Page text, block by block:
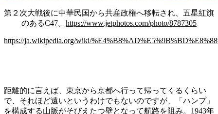
第２次大戦後に中華民国から共産政権へ移転され、五星紅旗
のあるC47。 https://www.jetphotos.com/photo/8787305
https://ja.wikipedia.org/wiki/
距離的に言えば、東京から京都へ行って帰ってくるくらい
で、それほど遠いというわけでもないのですが、「ハンプ」
を構成する山脈がそびえたつ壁となって航路を阻み。1943年